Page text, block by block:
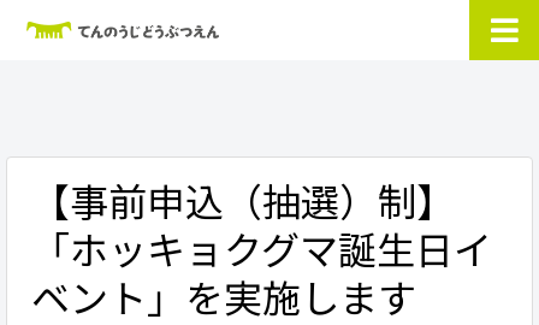
【事前申込（抽選）制】
「ホッキョクグマ誕生日イ
ベント」を実施します